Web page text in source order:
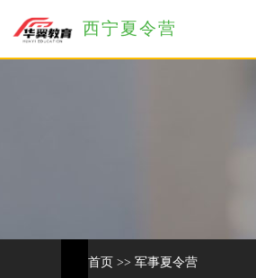
西宁夏令营
首页 >> 军事夏令营